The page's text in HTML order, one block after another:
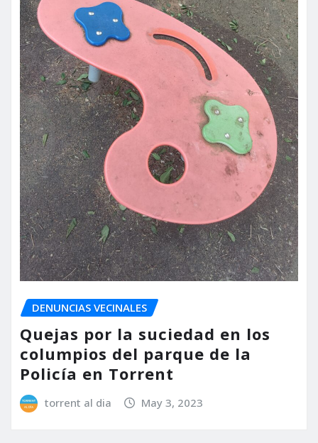
DENUNCIAS VECINALES
Quejas por la suciedad en los
columpios del parque de la
Policía en Torrent
torrent al dia May 3, 2023